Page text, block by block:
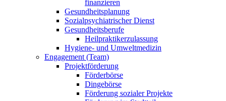
finanzieren
Gesundheitsplanung
Sozialpsychiatrischer Dienst
Gesundheitsberufe
Heilpraktikerzulassung
Hygiene- und Umweltmedizin
Engagement (Team)
Projektförderung
Förderbörse
Dingebörse
Förderung sozialer Projekte